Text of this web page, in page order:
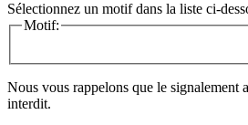
Sélectionnez un motif dans la liste ci-
Motif:
Nous vous rappelons que le signalement
interdit.